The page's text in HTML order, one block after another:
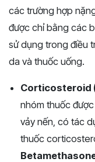
các trường hợp
được chỉ bằng các
sử dụng trong điều
da và thuốc uống.
Corticosteroid
nhóm thuốc
vảy nến, có tác
thuốc